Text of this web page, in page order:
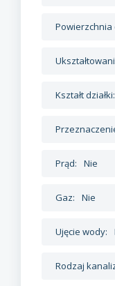
Powierzchnia
Kształt działki:
Prąd: Nie
Gaz: Nie
Ujęcie wody:
Rodzaj